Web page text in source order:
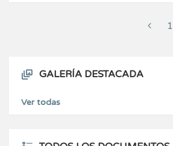
1
GALERÍA DESTACADA
Ver todas